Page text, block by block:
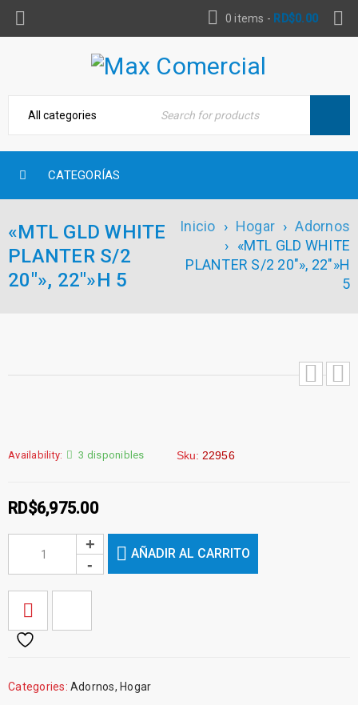
0 items - RD$0.00
CATEGORÍAS
«MTL GLD WHITE
PLANTER S/2
20″», 22″»H 5
Inicio › Hogar › Adornos
› «MTL GLD WHITE
PLANTER S/2 20″», 22″»H
5
Availability: 3 disponibles Sku: 22956
RD$6,975.00
AÑADIR AL CARRITO
Categories: Adornos, Hogar